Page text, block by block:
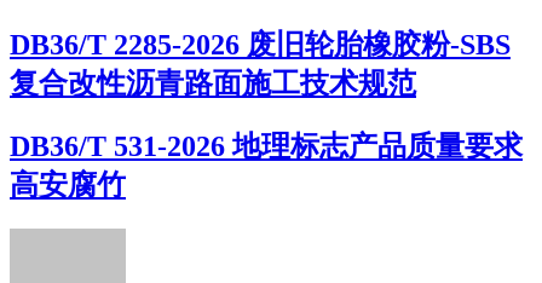
DB36/T 2285-2026 废旧轮胎橡胶粉-SBS
复合改性沥青路面施工技术规范
DB36/T 531-2026 地理标志产品质量要求
高安腐竹